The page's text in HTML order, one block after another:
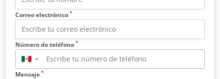
Correo electrónico *
Número de teléfono *
▼
Mensaje *